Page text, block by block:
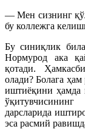
— Мен сизнинг
бу коллежга
Бу синиқлик
Нормурод ака
қотади.
олади? Болага
иштиёқини ҳамда
дарсларида
эса расмий